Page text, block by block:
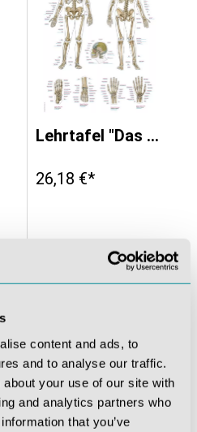
content and ads, to
and to analyse our traffic.
your use of our site with
and analytics partners who
that you’ve
Lehrtafel "Das menschliche Skelett", 70x100cm
26,18 €*